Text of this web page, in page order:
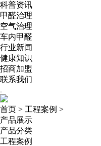
科普资讯
甲醛治理
空气治理
车内甲醛
行业新闻
健康知识
招商加盟
联系我们
首页 > 工程案例 >
产品展示
产品分类
工程案例